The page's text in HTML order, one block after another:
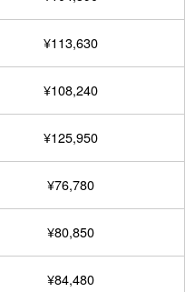
¥113,630
¥108,240
¥125,950
¥76,780
¥80,850
¥84,480